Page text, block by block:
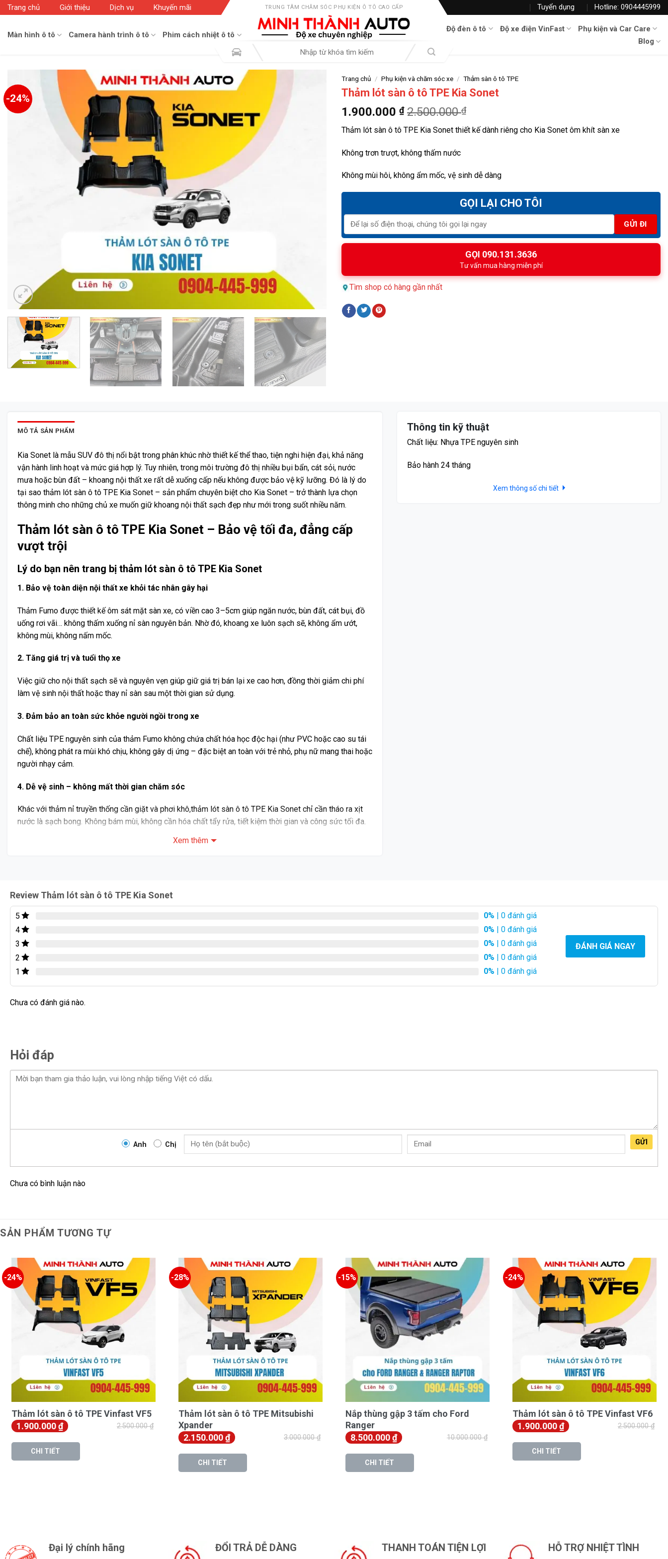
Skip
to
content
Trang chủ Giới thiệu Dịch vụ Khuyến mãi TRUNG TÂM CHĂM SÓC PHỤ KIỆN Ô TÔ CAO CẤP Tuyển dụng Hotline: 0904445999
Màn hình ô tô Camera hành trình ô tô Phim cách nhiệt ô tô
Độ đèn ô tô Độ xe điện VinFast
Phụ kiện và Car Care
Blog
-24%
Trang chủ / Phụ kiện và chăm sóc xe / Thảm sàn ô tô TPE
Thảm lót sàn ô tô TPE Kia Sonet
1.900.000 ₫ 2.500.000₫
Thảm lót sàn ô tô TPE Kia Sonet thiết kế dành riêng cho Kia Sonet ôm khít sàn xe
Không trơn trượt, không thấm nước
Không mùi hôi, không ẩm mốc, vệ sinh dễ dàng
GỌI LẠI CHO TÔI
GỌI 090.131.3636
Tư vấn mua hàng miễn phí
Tìm shop có hàng gần nhất
MÔ TẢ SẢN PHẨM
Kia Sonet là mẫu SUV đô thị nổi bật trong phân khúc nhờ thiết kế thể thao, tiện nghi hiện đại, khả năng
vận hành linh hoạt và mức giá hợp lý. Tuy nhiên, trong môi trường đô thị nhiều bụi bẩn, cát sỏi, nước
mưa hoặc bùn đất – khoang nội thất xe rất dễ xuống cấp nếu không được bảo vệ kỹ lưỡng. Đó là lý do
tại sao thảm lót sàn ô tô TPE Kia Sonet – sản phẩm chuyên biệt cho Kia Sonet – trở thành lựa chọn
thông minh cho những chủ xe muốn giữ khoang nội thất sạch đẹp như mới trong suốt nhiều năm.
Thảm lót sàn ô tô TPE Kia Sonet – Bảo vệ tối đa, đẳng cấp
vượt trội
Lý do bạn nên trang bị thảm lót sàn ô tô TPE Kia Sonet
1. Bảo vệ toàn diện nội thất xe khỏi tác nhân gây hại
Thảm Fumo được thiết kế ôm sát mặt sàn xe, có viền cao 3–5cm giúp ngăn nước, bùn đất, cát bụi, đồ
uống rơi vãi… không thấm xuống nỉ sàn nguyên bản. Nhờ đó, khoang xe luôn sạch sẽ, không ẩm ướt,
không mùi, không nấm mốc.
2. Tăng giá trị và tuổi thọ xe
Việc giữ cho nội thất sạch sẽ và nguyên vẹn giúp giữ giá trị bán lại xe cao hơn, đồng thời giảm chi phí
làm vệ sinh nội thất hoặc thay nỉ sàn sau một thời gian sử dụng.
3. Đảm bảo an toàn sức khỏe người ngồi trong xe
Chất liệu TPE nguyên sinh của thảm Fumo không chứa chất hóa học độc hại (như PVC hoặc cao su tái
chế), không phát ra mùi khó chịu, không gây dị ứng – đặc biệt an toàn với trẻ nhỏ, phụ nữ mang thai hoặc
người nhạy cảm.
4. Dễ vệ sinh – không mất thời gian chăm sóc
Khác với thảm nỉ truyền thống cần giặt và phơi khô,thảm lót sàn ô tô TPE Kia Sonet chỉ cần tháo ra xịt
nước là sạch bong. Không bám mùi, không cần hóa chất tẩy rửa, tiết kiệm thời gian và công sức tối đa.
5. Tăng tính thẩm mỹ – tạo cảm giác cao cấp cho khoang cabin
mép hay gấp nếp.
Chất liệu TPE nguyên sinh 100%
Không pha tạp PVC hoặc cao su tái chế
Không phát thải độc hại, thân thiện môi trường
Đạt tiêu chuẩn RoHS, SGS, REACH – an toàn tuyệt đối cho người dùng
Scan bằng công nghệ quét laser từng chi tiết nhỏ của mặt sàn
Cắt CNC và ép khuôn chính xác từng đường viền
Đảm bảo vừa vặn đến từng mm, không xô lệch khi vận hành
Mép thảm cao bảo vệ đa lớp
Viền cao từ 3–5cm ngăn nước, đất cát tràn xuống dưới
Lót đầy đủ các vị trí: hàng ghế trước – sau, lót bệ giữa – hốc chân
Xem thêm
Thông tin kỹ thuật
Chất liệu: Nhựa TPE nguyên sinh
Bảo hành 24 tháng
Xem thông số chi tiết
Review Thảm lót sàn ô tô TPE Kia Sonet
5 0% | 0 đánh giá
4
0% | 0 đánh giá
3
0% | 0 đánh giá
2
0% | 0 đánh giá
1
0% | 0 đánh giá
ĐÁNH GIÁ NGAY
Chưa có đánh giá nào.
Hỏi đáp
Anh Chị GỬI
Chưa có bình luận nào
SẢN PHẨM TƯƠNG TỰ
-24%
Thảm lót sàn ô tô TPE Vinfast VF5
1.900.000₫ 2.500.000₫
CHI TIẾT
-28%
Thảm lót sàn ô tô TPE Mitsubishi
Xpander
2.150.000₫ 3.000.000₫
CHI TIẾT
-15%
Nắp thùng gập 3 tấm cho Ford
Ranger
8.500.000₫ 10.000.000₫
CHI TIẾT
-24%
Thảm lót sàn ô tô TPE Vinfast VF6
1.900.000₫ 2.500.000₫
CHI TIẾT
Đại lý chính hãng ĐỔI TRẢ DỄ DÀNG THANH TOÁN TIỆN LỢI HỖ TRỢ NHIỆT TÌNH